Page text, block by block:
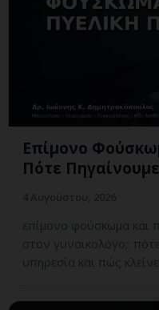
Επίμονο
Πότε
επίμονο φούσκωμα και
στον γυναικολόγο;:
υπηρεσία και πώς